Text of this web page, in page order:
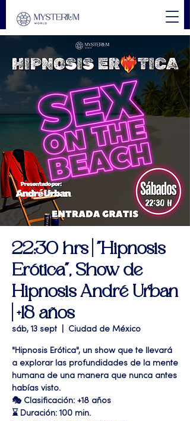
22:30 hrs | "Hipnosis
Erótica", Show de
Hipnosis André Urban
| +18 años
sáb, 13 sept Ciudad de México
"Hipnosis Erótica", un show que te llevará
a explorar las profundidades de la mente
humana de una manera que nunca antes
habías visto.
🎭 Clasificación: +18 años
⌛ Duración: 100 min.